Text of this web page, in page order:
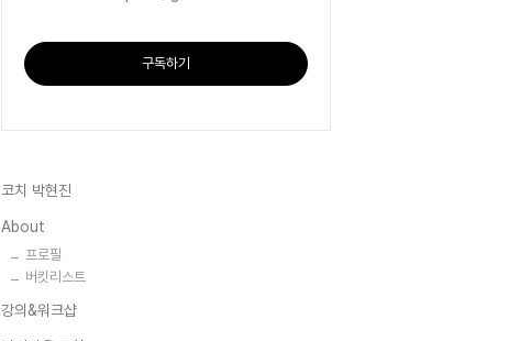
구독하기
코치 박현진
About
프로필
버킷리스트
강의&워크샵